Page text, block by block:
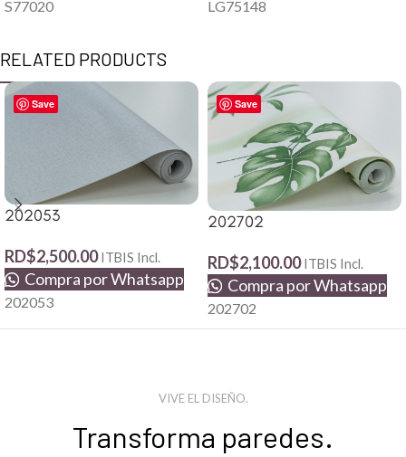
S77020 LG75148
RELATED PRODUCTS
Save
202053
RD$2,500.00 ITBIS Incl.
Compra por Whatsapp
202053
Save
202702
RD$2,100.00 ITBIS Incl.
Compra por Whatsapp
202702
VIVE EL DISEÑO.
Transforma paredes.